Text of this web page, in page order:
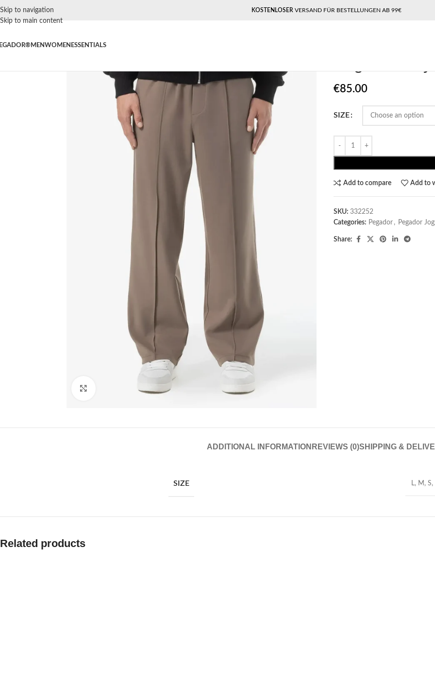
Skip to navigation
Skip to main content
KOSTENLOSER VERSAND FÜR BESTELLUNGEN AB 99€
MENWOMEN ESSENTIALS
€85.00
SIZE
Add to compare Add to
SKU: 332252
Categories: Pegador​ , Pegador
Share:
ADDITIONAL INFORMATION REVIEWS (0)SHIPPING &
SIZE L, M , S,
Related products